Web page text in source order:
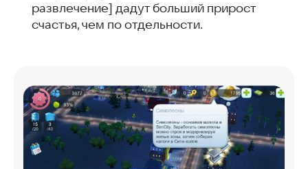
развлечение] дадут больший прирост
счастья, чем по отдельности.